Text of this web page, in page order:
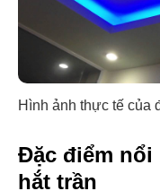
Hình ảnh thực tế của
Đặc điểm nổi
hắt trần